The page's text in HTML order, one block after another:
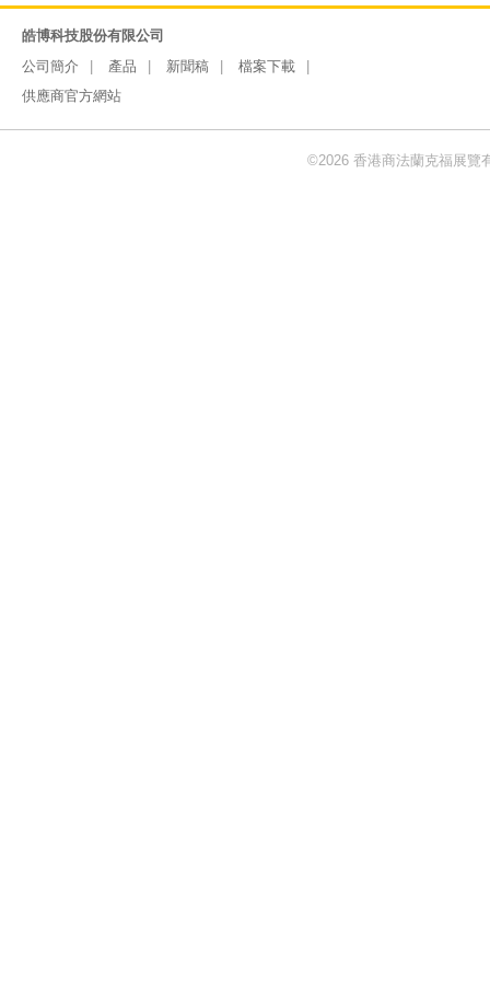
皓博科技股份有限公司
公司簡介
產品 新聞稿
檔案下載
供應商官方網站
©2026 香港商法蘭克福展覽